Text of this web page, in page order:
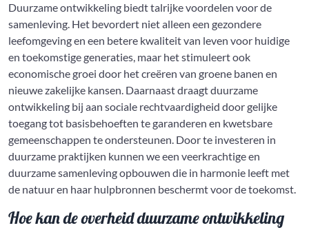
Duurzame ontwikkeling biedt talrijke voordelen voor de
samenleving. Het bevordert niet alleen een gezondere
leefomgeving en een betere kwaliteit van leven voor huidige
en toekomstige generaties, maar het stimuleert ook
economische groei door het creëren van groene banen en
nieuwe zakelijke kansen. Daarnaast draagt duurzame
ontwikkeling bij aan sociale rechtvaardigheid door gelijke
toegang tot basisbehoeften te garanderen en kwetsbare
gemeenschappen te ondersteunen. Door te investeren in
duurzame praktijken kunnen we een veerkrachtige en
duurzame samenleving opbouwen die in harmonie leeft met
de natuur en haar hulpbronnen beschermt voor de toekomst.
Hoe kan de overheid duurzame ontwikkeling